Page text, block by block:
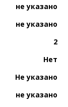
не указано
не указано
2
Нет
Не указано
не указано